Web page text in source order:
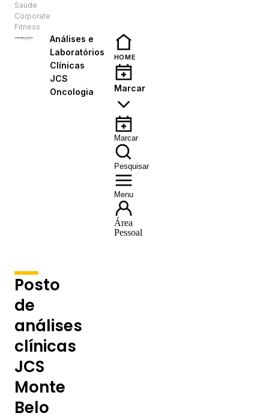
Saúde
Corporate
Fitness
Análises e
Laboratórios
Clínicas
JCS
Oncologia
HOME
Marcar
Marcar
Pesquisar
Menu
Área
Pessoal
Posto
de
análises
clínicas
JCS
Monte
Belo